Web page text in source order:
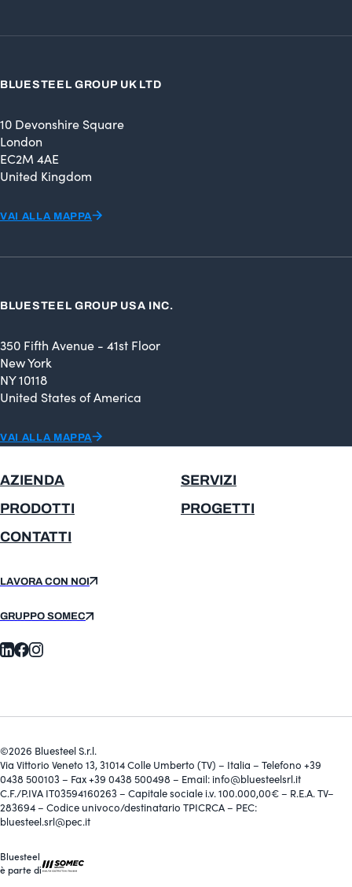
BLUESTEEL GROUP UK LTD
10 Devonshire Square
London
EC2M 4AE
United Kingdom
VAI ALLA MAPPA
BLUESTEEL GROUP USA INC.
350 Fifth Avenue - 41st Floor
New York
NY 10118
United States of America
VAI ALLA MAPPA
AZIENDA
SERVIZI
PRODOTTI
PROGETTI
CONTATTI
LAVORA CON NOI
GRUPPO SOMEC
©2026 Bluesteel S.r.l.
Via Vittorio Veneto 13, 31014 Colle Umberto (TV) – Italia – Telefono +39
0438 500103 – Fax +39 0438 500498 – Email: info@bluesteelsrl.it
C.F./P.IVA IT03594160263 – Capitale sociale i.v. 100.000,00€ – R.E.A. TV–
283694 – Codice univoco/destinatario TPICRCA – PEC:
bluesteel.srl@pec.it
Bluesteel
è parte di